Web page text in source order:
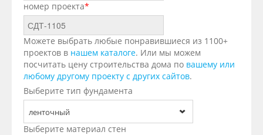
номер проекта*
Можете выбрать любые понравившиеся из 1100+
проектов в нашем каталоге. Или мы можем
посчитать цену строительства дома по вашему или
любому другому проекту с других сайтов.
Выберите тип фундамента
ленточный
Выберите материал стен